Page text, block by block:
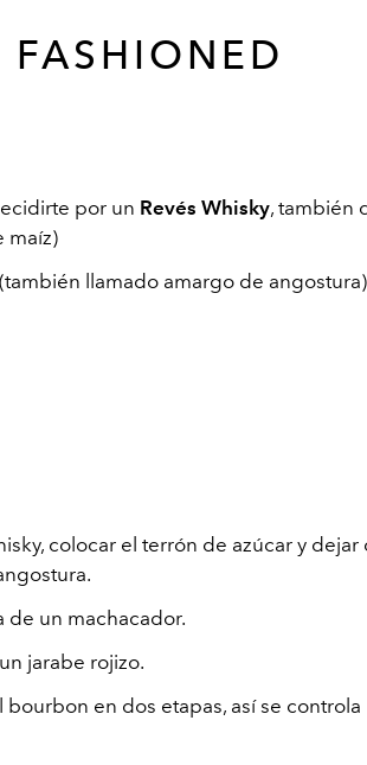
FASHIONED
por un Revés Whisky, también
maíz)
(también llamado amargo de angostura)
colocar el terrón de azúcar y dejar
de un machacador.
jarabe rojizo.
en dos etapas, así se